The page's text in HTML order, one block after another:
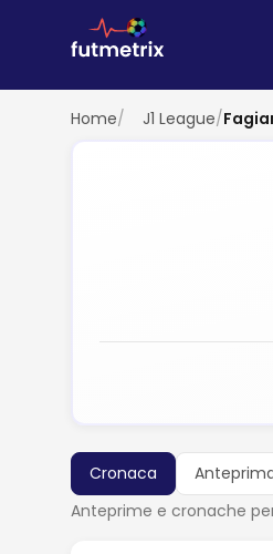
Home/ J1 League/
Cronaca
Anteprime e cronache